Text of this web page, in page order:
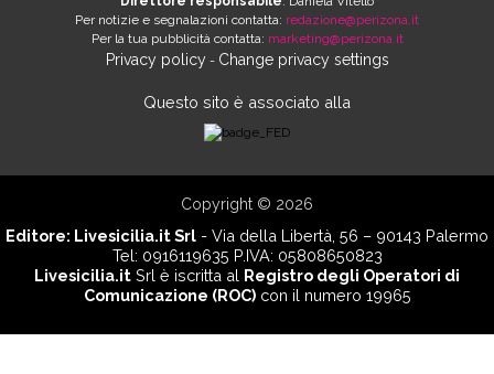
Per notizie e segnalazioni contatta: redazione@perizona.it
Per la tua pubblicità contatta: marketing@perizona.it
Privacy policy- Change privacy settings
Questo sito è associato alla
Copyright © 2026
Editore: Livesicilia.it Srl - Via della Libertà, 56 – 90143 Palermo
Tel: 0916119635 P.IVA: 05808650823
Livesicilia.it Srl è iscritta al Registro degli Operatori di
Comunicazione (ROC)con il numero 19965